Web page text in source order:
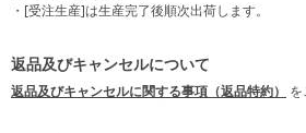
・[受注生産]は生産完了後順次出荷します。
返品及びキャンセルについて
返品及びキャンセルに関する事項（返品特約） を